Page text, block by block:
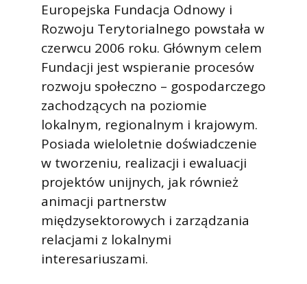
Europejska Fundacja Odnowy i
Rozwoju Terytorialnego powstała w
czerwcu 2006 roku. Głównym celem
Fundacji jest wspieranie procesów
rozwoju społeczno – gospodarczego
zachodzących na poziomie
lokalnym, regionalnym i krajowym.
Posiada wieloletnie doświadczenie
w tworzeniu, realizacji i ewaluacji
projektów unijnych, jak również
animacji partnerstw
międzysektorowych i zarządzania
relacjami z lokalnymi
interesariuszami.